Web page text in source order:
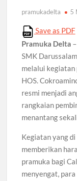
pramukadelta 5
Save as PDF
Pramuka Delta
SMK
melalui
HOS.
resmi menjadi
rangkaian
menantang
Kegiatan yang
memberikan
pramuka bagi
menyengat,